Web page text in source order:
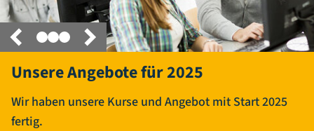
Unsere Angebote für 2025
Wir haben unsere Kurse und Angebot mit Start 2025
fertig.